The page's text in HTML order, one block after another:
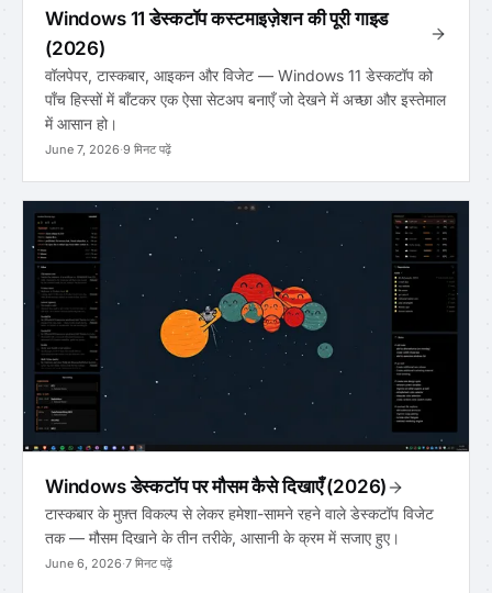
Windows 11 डेस्कटॉप कस्टमाइज़ेशन की पूरी गाइड
(2026)
वॉलपेपर, टास्कबार, आइकन और विजेट — Windows 11 डेस्कटॉप को
पाँच हिस्सों में बाँटकर एक ऐसा सेटअप बनाएँ जो देखने में अच्छा और इस्तेमाल
में आसान हो।
June 7, 2026·9 मिनट पढ़ें
Windows डेस्कटॉप पर मौसम कैसे दिखाएँ (2026)
टास्कबार के मुफ़्त विकल्प से लेकर हमेशा-सामने रहने वाले डेस्कटॉप विजेट
तक — मौसम दिखाने के तीन तरीके, आसानी के क्रम में सजाए हुए।
June 6, 2026·7 मिनट पढ़ें